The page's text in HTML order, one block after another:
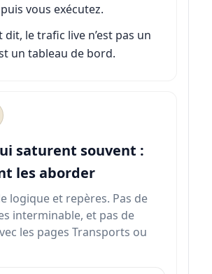
vous exécutez.
le trafic live n’est pas un
un tableau de bord.
saturent souvent :
les aborder
logique et repères. Pas de
interminable, et pas de
les pages Transports ou